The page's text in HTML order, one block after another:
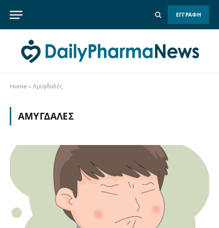
ΕΓΓΡΑΦΗ
Home » Αμυγδαλές
ΑΜΥΓΔΑΛΈΣ